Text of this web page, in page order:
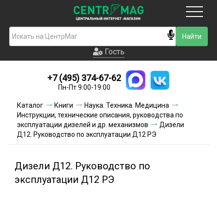
Гость
Новинки
Условия доставки
Условия оплаты
Акции и скидки
Гость
+7 (495) 374-67-62
Пн-Пт 9:00-19:00
Каталог Книги
Наука. Техника. Медицина
Инструкции, технические описания, руководства по
эксплуатации дизелей и др. механизмов
Дизели
Д12. Руководство по эксплуатации Д12 РЭ
Дизели Д12. Руководство по
эксплуатации Д12 РЭ